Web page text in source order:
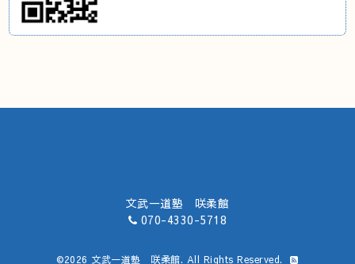
文武一道塾 咲柔館
070-4330-5718
©2026 文武一道塾 咲柔館. All Rights Reserved.